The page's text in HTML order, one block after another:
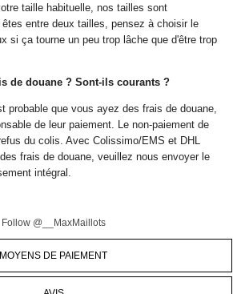
taille habituelle, nos tailles sont
entre deux tailles, pensez à choisir le
si ça tourne un peu trop lâche que d'être trop
de douane ? Sont-ils courants ?
probable que vous ayez des frais de douane,
de leur paiement. Le non-paiement de
du colis. Avec Colissimo/EMS et DHL
frais de douane, veuillez nous envoyer le
intégral.
Follow @__MaxMaillots
MOYENS DE PAIEMENT